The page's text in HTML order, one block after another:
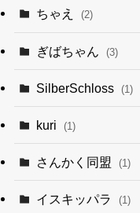
ちゃえ (2)
ぎばちゃん (3)
SilberSchloss (1)
kuri (1)
さんかく同盟 (1)
イスキッパラ (1)